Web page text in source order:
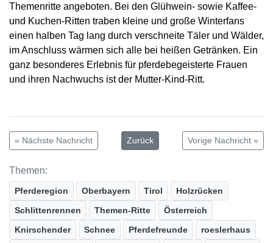
Themenritte angeboten. Bei den Glühwein- sowie Kaffee-
und Kuchen-Ritten traben kleine und große Winterfans
einen halben Tag lang durch verschneite Täler und Wälder,
im Anschluss wärmen sich alle bei heißen Getränken. Ein
ganz besonderes Erlebnis für pferdebegeisterte Frauen
und ihren Nachwuchs ist der Mutter-Kind-Ritt.
« Nächste Nachricht Zurück Vorige Nachricht »
Themen:
Pferderegion Oberbayern Tirol
Holzrücken
Schlittenrennen
Themen-Ritte
Österreich
Knirschender
Schnee Pferdefreunde
roeslerhaus